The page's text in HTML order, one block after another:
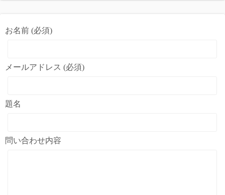
お名前 (必須)
メールアドレス (必須)
題名
問い合わせ内容